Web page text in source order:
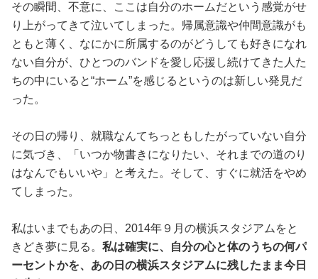
その瞬間、不意に、ここは自分のホームだという感覚がせ
り上がってきて泣いてしまった。帰属意識や仲間意識がも
ともと薄く、なにかに所属するのがどうしても好きになれ
ない自分が、ひとつのバンドを愛し応援し続けてきた人た
ちの中にいると“ホーム”を感じるというのは新しい発見だ
った。
その日の帰り、就職なんてちっともしたがっていない自分
に気づき、「いつか物書きになりたい、それまでの道のり
はなんでもいいや」と考えた。そして、すぐに就活をやめ
てしまった。
私はいまでもあの日、2014年９月の横浜スタジアムをと
きどき夢に見る。 私は確実に、自分の心と体のうちの何パ
ーセントかを、あの日の横浜スタジアムに残したまま今日